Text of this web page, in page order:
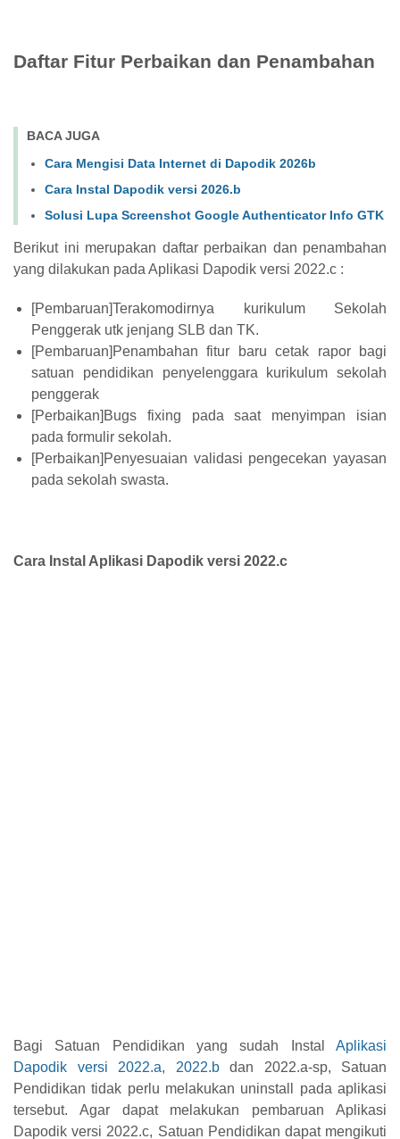
Daftar Fitur Perbaikan dan Penambahan
BACA JUGA
Cara Mengisi Data Internet di Dapodik 2026b
Cara Instal Dapodik versi 2026.b
Solusi Lupa Screenshot Google Authenticator Info GTK
Berikut ini merupakan daftar perbaikan dan penambahan
yang dilakukan pada Aplikasi Dapodik versi 2022.c :
[Pembaruan]Terakomodirnya kurikulum Sekolah
Penggerak utk jenjang SLB dan TK.
[Pembaruan]Penambahan fitur baru cetak rapor bagi
satuan pendidikan penyelenggara kurikulum sekolah
penggerak
[Perbaikan]Bugs fixing pada saat menyimpan isian
pada formulir sekolah.
[Perbaikan]Penyesuaian validasi pengecekan yayasan
pada sekolah swasta.
Cara Instal Aplikasi Dapodik versi 2022.c
Bagi Satuan Pendidikan yang sudah Instal Aplikasi
Dapodik versi 2022.a, 2022.bdan 2022.a-sp, Satuan
Pendidikan tidak perlu melakukan uninstall pada aplikasi
tersebut. Agar dapat melakukan pembaruan Aplikasi
Dapodik versi 2022.c, Satuan Pendidikan dapat mengikuti